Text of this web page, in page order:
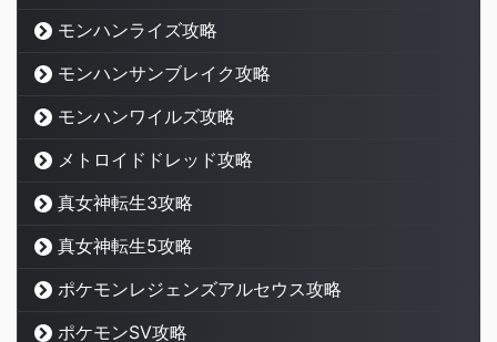
モンハンライズ攻略
モンハンサンブレイク攻略
モンハンワイルズ攻略
メトロイドドレッド攻略
真女神転生3攻略
真女神転生5攻略
ポケモンレジェンズアルセウス攻略
ポケモンSV攻略